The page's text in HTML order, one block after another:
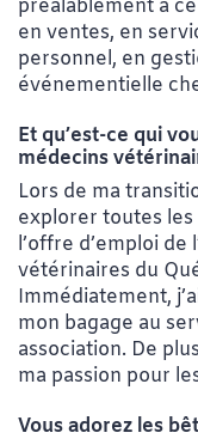
préalablement à
en ventes, en
personnel, en
événementielle
Et qu’est-ce qui
médecins
Lors de ma
explorer toutes les
l’offre d’emploi de
vétérinaires du
Immédiatement,
mon bagage au
association. De
ma passion pour
Vous adorez les